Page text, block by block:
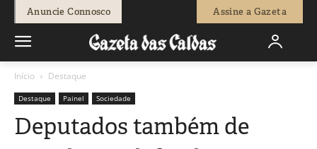
Anuncie Connosco Assine a Gazeta
Início Destaque
Destaque Painel Sociedade
Deputados também de